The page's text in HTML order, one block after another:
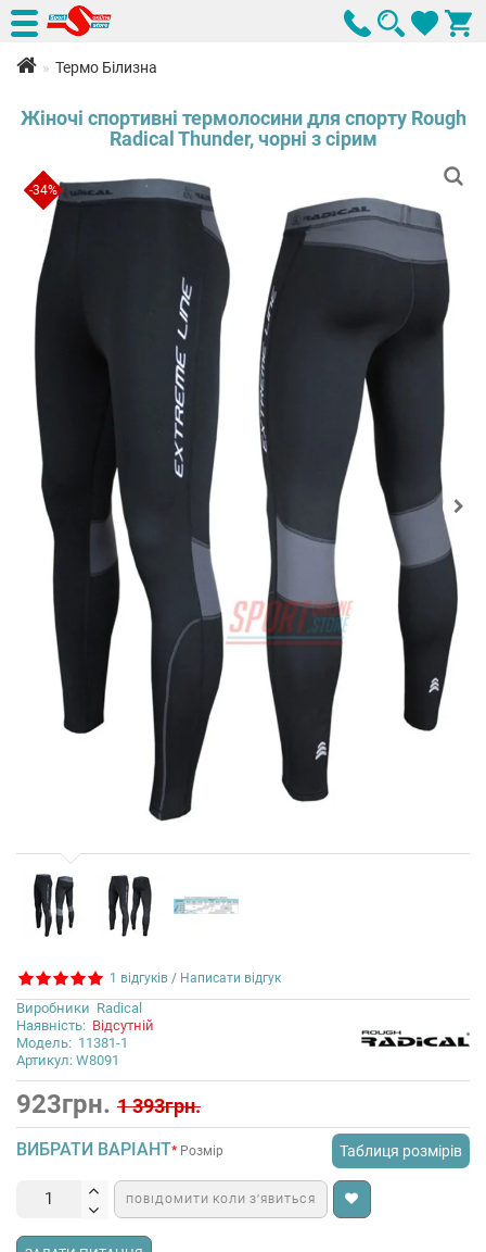
Термо Білизна
Жіночі спортивні термолосини для спорту Rough
Radical Thunder, чорні з сірим
-34%
1 відгуків / Написати відгук
Виробники Radical
Наявність: Відсутній
Модель: 11381-1
Артикул: W8091
923грн. 1 393грн.
ВИБРАТИ ВАРІАНТ Таблиця розмірів
Розмір
ПОВІДОМИТИ КОЛИ З’ЯВИТЬСЯ